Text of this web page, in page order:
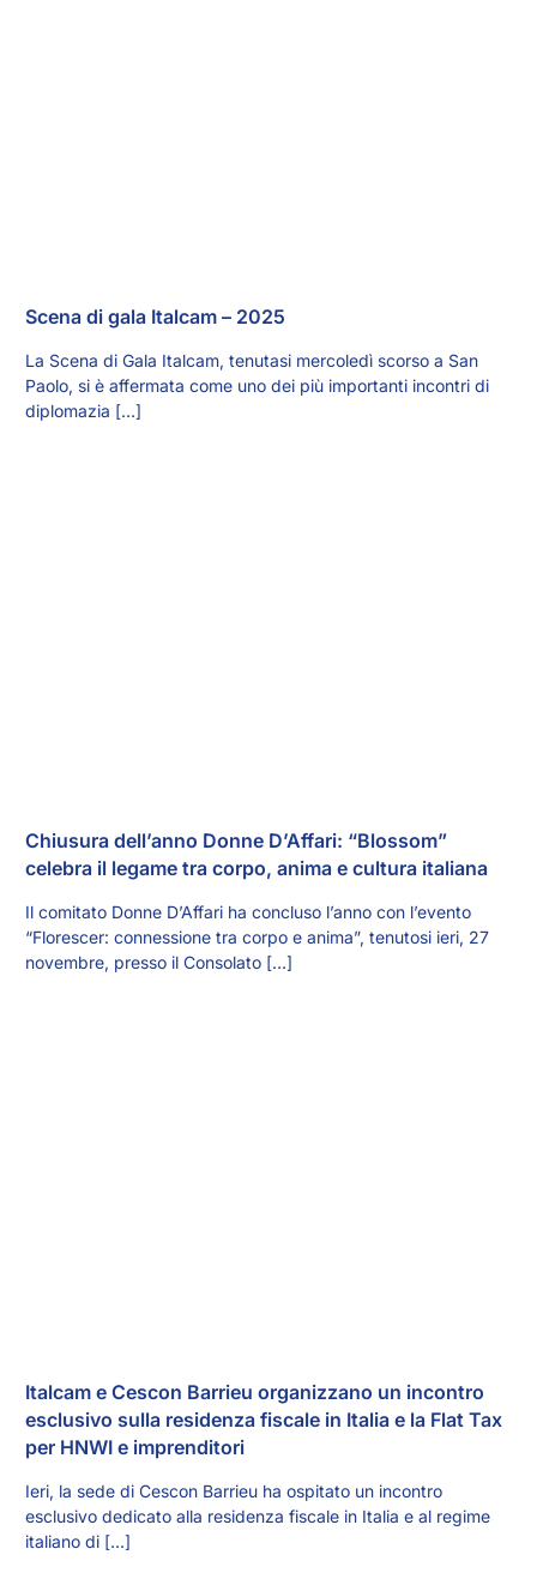
Scena di gala Italcam – 2025
La Scena di Gala Italcam, tenutasi mercoledì scorso a San
Paolo, si è affermata come uno dei più importanti incontri di
diplomazia […]
Chiusura dell’anno Donne D’Affari: “Blossom”
celebra il legame tra corpo, anima e cultura italiana
Il comitato Donne D’Affari ha concluso l’anno con l’evento
“Florescer: connessione tra corpo e anima”, tenutosi ieri, 27
novembre, presso il Consolato […]
Italcam e Cescon Barrieu organizzano un incontro
esclusivo sulla residenza fiscale in Italia e la Flat Tax
per HNWI e imprenditori
Ieri, la sede di Cescon Barrieu ha ospitato un incontro
esclusivo dedicato alla residenza fiscale in Italia e al regime
italiano di […]